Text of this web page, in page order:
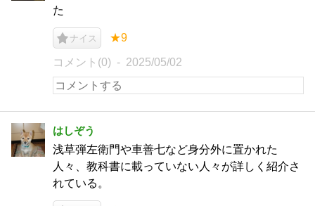
た
ナイス ★9
コメント(0) 2025/05/02
はしぞう
浅草弾左衛門や車善七など身分外に置かれた
人々、教科書に載っていない人々が詳しく紹介さ
れている。